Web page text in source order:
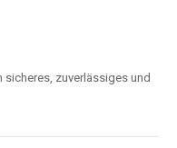
sicheres, zuverlässiges und